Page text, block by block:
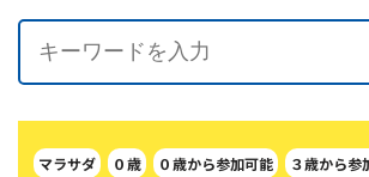
マラサダ ０歳 ０歳から参加可能 ３歳から参